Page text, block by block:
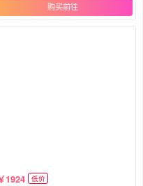
购买
1924 低价